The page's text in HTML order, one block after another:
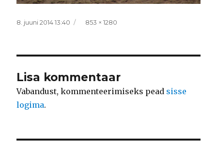
Postitatud
8. juuni 2014 13:40 Täissuurus
853 × 1280
Lisa kommentaar
Vabandust, kommenteerimiseks pead sisse
logima.